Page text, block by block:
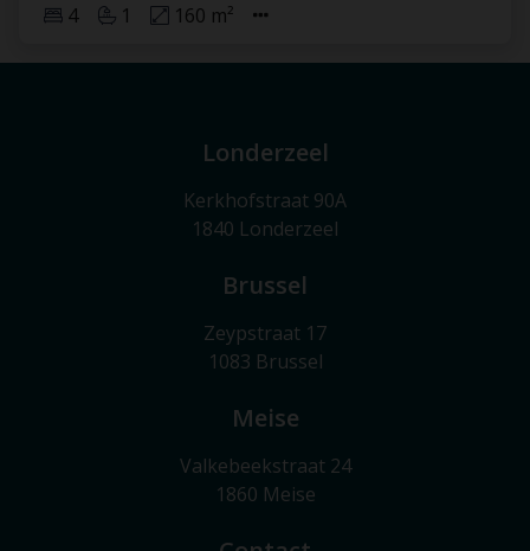
4 1 160 m²
Londerzeel
Kerkhofstraat 90A
1840 Londerzeel
Brussel
Zeypstraat 17
1083 Brussel
Meise
Valkebeekstraat 24
1860 Meise